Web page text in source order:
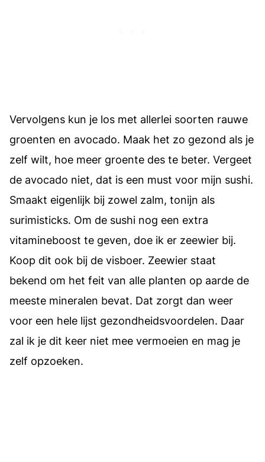
Vervolgens kun je los met allerlei soorten rauwe
groenten en avocado. Maak het zo gezond als je
zelf wilt, hoe meer groente des te beter. Vergeet
de avocado niet, dat is een must voor mijn sushi.
Smaakt eigenlijk bij zowel zalm, tonijn als
surimisticks. Om de sushi nog een extra
vitamineboost te geven, doe ik er zeewier bij.
Koop dit ook bij de visboer. Zeewier staat
bekend om het feit van alle planten op aarde de
meeste mineralen bevat. Dat zorgt dan weer
voor een hele lijst gezondheidsvoordelen. Daar
zal ik je dit keer niet mee vermoeien en mag je
zelf opzoeken.